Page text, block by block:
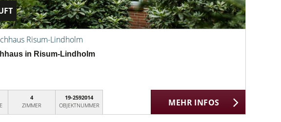
Risum-Lindholm
in Risum-Lindholm
4
ZIMMER
19-2592014
OBJEKTNUMMER
MEHR INFOS